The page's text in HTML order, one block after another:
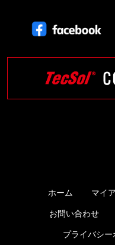
ホーム マイ
お問い合わせ
プライバシー